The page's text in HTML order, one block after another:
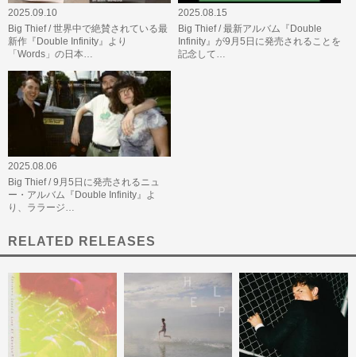
2025.09.10
Big Thief / 世界中で絶賛されている最
新作『Double Infinity』より
「Words」の日本…
2025.08.15
Big Thief / 最新アルバム『Double
Infinity』が9月5日に発売されることを
記念して…
2025.08.06
Big Thief / 9月5日に発売されるニュ
ー・アルバム『Double Infinity』よ
り、ララージ…
RELATED RELEASES